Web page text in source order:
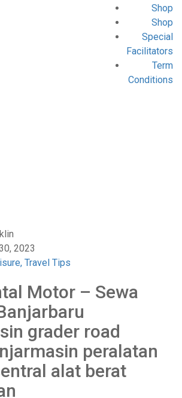
Shop
Shop
Special
Facilitators
Term
Conditions
2023
Travel Tips
Motor – Sewa
grader road
peralatan
alat berat